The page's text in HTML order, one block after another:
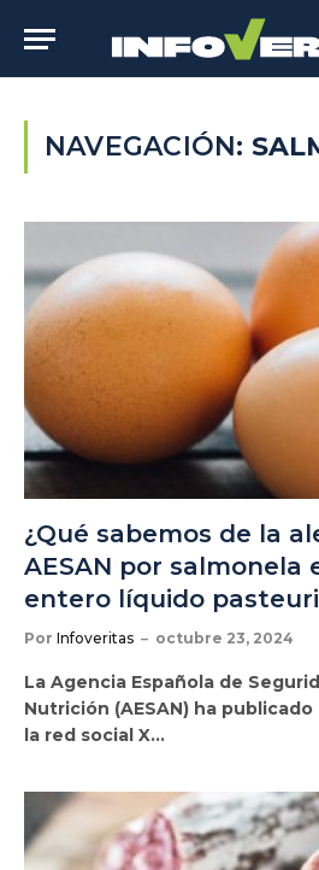
NAVEGACIÓN:
¿Qué sabemos de la
AESAN por salmonela
entero líquido
Por Infoveritas octubre 23, 2024
La Agencia Española de
Nutrición (AESAN) ha
la red social X…